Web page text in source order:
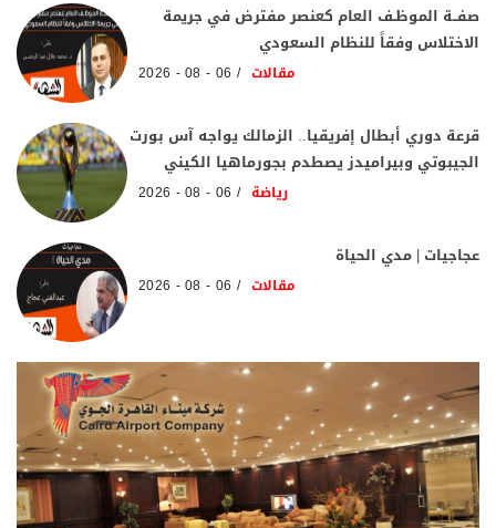
صفــة الموظـف العام كعنصر مفترض في جريمة
الاختلاس وفقاً للنظام السعودي
مقالات 06 - 08 - 2026
قرعة دوري أبطال إفريقيا.. الزمالك يواجه آس بورت
الجيبوتي وبيراميدز يصطدم بجورماهيا الكيني
رياضة 06 - 08 - 2026
عجاجيات | مدي الحياة
مقالات 06 - 08 - 2026